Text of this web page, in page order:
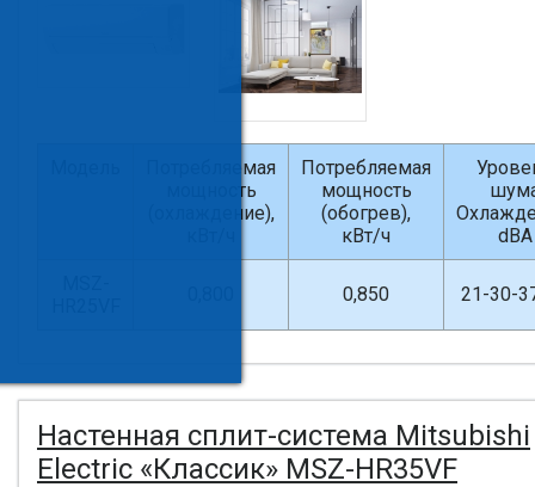
Потребляемая
мощность
(охлаждение),
Потребляемая
мощность
(обогрев),
кВт/ч
dBA
0,850 21-30-
Настенная сплит-система Mitsubishi
Electric «Классик» MSZ-HR35VF